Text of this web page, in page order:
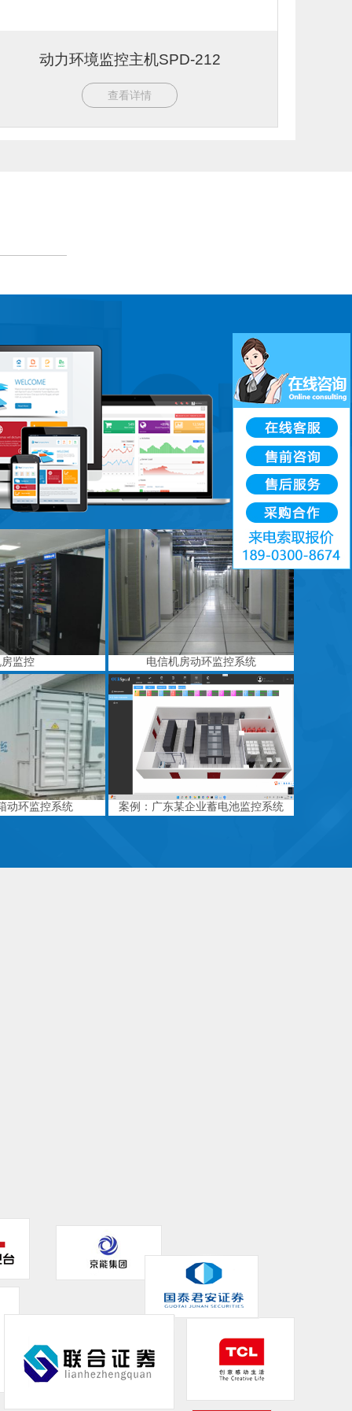
动力环境监控主机SPD-212
查看详情
监控 电信机房动环监控系统
动环监控系统 案例：广东某企业蓄电池监控系统